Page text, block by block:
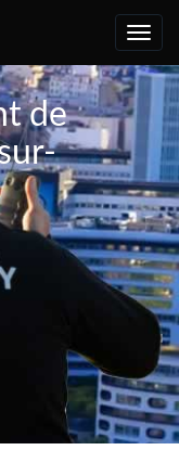
de